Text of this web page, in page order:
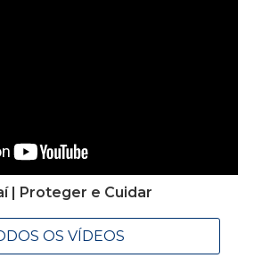
| Proteger e Cuidar
OS VÍDEOS